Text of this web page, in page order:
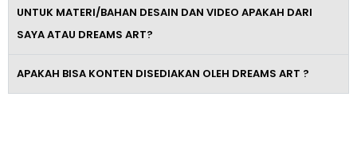
UNTUK MATERI/BAHAN DESAIN DAN VIDEO APAKAH DARI
SAYA ATAU DREAMS ART?
APAKAH BISA KONTEN DISEDIAKAN OLEH DREAMS ART ?